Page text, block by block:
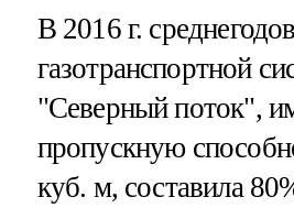
В 2016 г.
газотранспортной
"Северный поток",
пропускную
куб. м, составила